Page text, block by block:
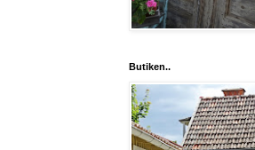
Butiken..